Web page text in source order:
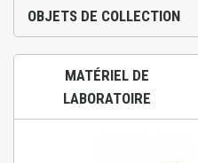
OBJETS DE COLLECTION
MATÉRIEL DE
LABORATOIRE